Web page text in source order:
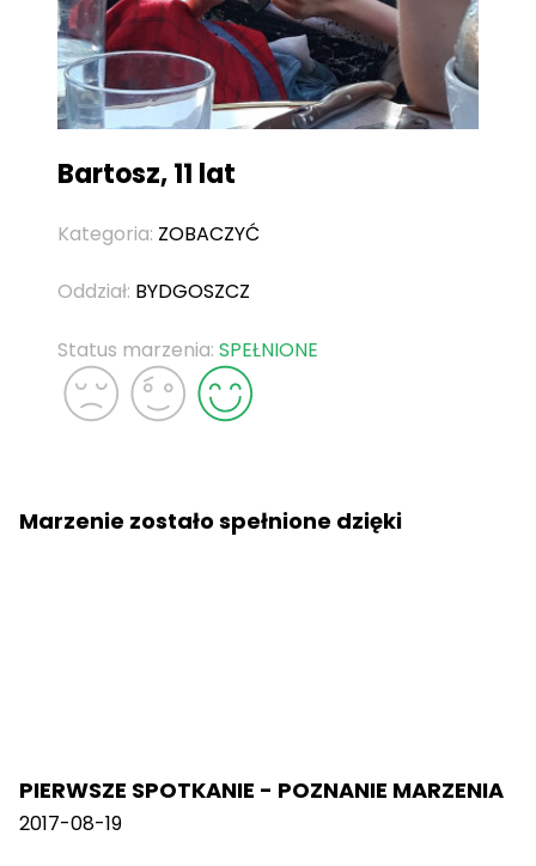
Bartosz, 11 lat
Kategoria: ZOBACZYĆ
Oddział: BYDGOSZCZ
Status marzenia: SPEŁNIONE
Marzenie zostało spełnione dzięki
PIERWSZE SPOTKANIE - POZNANIE MARZENIA
2017-08-19